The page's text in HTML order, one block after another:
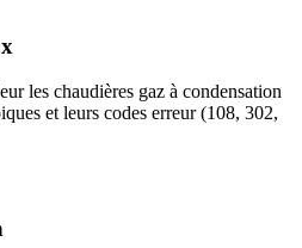
les chaudières gaz à condensation
et leurs codes erreur (108, 302,